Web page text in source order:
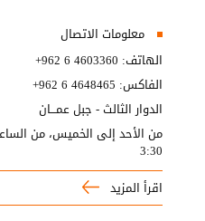
معلومات الاتصال
الهاتف: +962 6 4603360
الفاكس: +962 6 4648465
الدوار الثالث - جبل عمـــان
3:30
اقرأ المزيد